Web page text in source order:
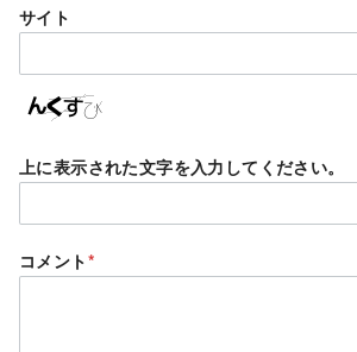
サイト
上に表示された文字を入力してください。
コメント*